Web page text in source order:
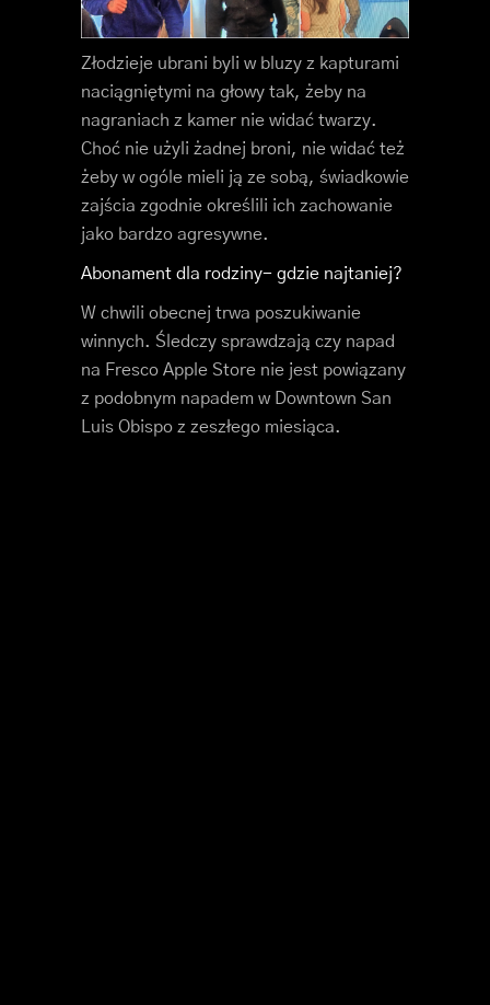
Złodzieje ubrani byli w bluzy z kapturami
naciągniętymi na głowy tak, żeby na
nagraniach z kamer nie widać twarzy.
Choć nie użyli żadnej broni, nie widać też
żeby w ogóle mieli ją ze sobą, świadkowie
zajścia zgodnie określili ich zachowanie
jako bardzo agresywne.
Abonament dla rodziny- gdzie najtaniej?
W chwili obecnej trwa poszukiwanie
winnych. Śledczy sprawdzają czy napad
na Fresco Apple Store nie jest powiązany
z podobnym napadem w Downtown San
Luis Obispo z zeszłego miesiąca.